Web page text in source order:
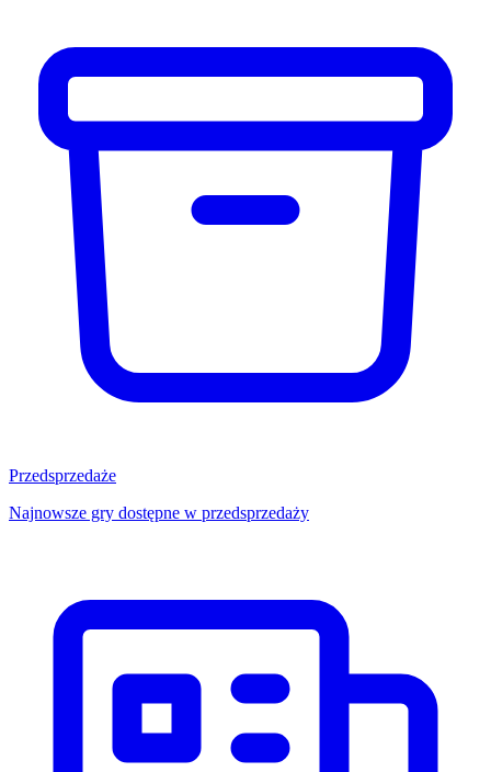
Przedsprzedaże
Najnowsze gry dostępne w przedsprzedaży